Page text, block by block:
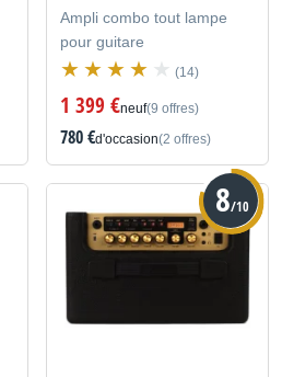
Ampli combo tout lampe
pour guitare
(14)
1 399 €neuf(9 offres)
780 €d'occasion(2 offres)
8/10